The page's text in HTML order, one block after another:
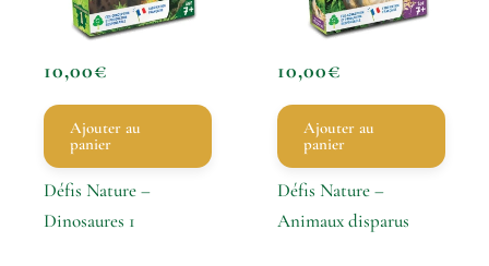
10,00€
Ajouter au
panier
Défis Nature –
Dinosaures 1
10,00€
Ajouter au
panier
Défis Nature –
Animaux disparus